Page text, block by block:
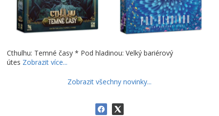
Cthulhu: Temné časy * Pod hladinou: Velký bariérový
útes Zobrazit více...
Zobrazit všechny novinky...